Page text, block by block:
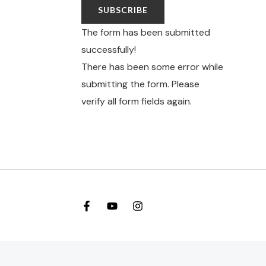
SUBSCRIBE
The form has been submitted
successfully!
There has been some error while
submitting the form. Please
verify all form fields again.